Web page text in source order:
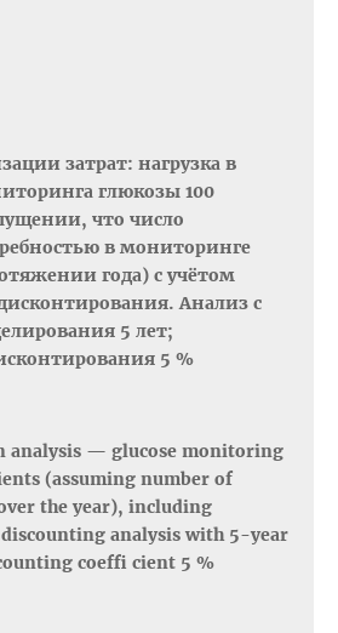
затрат: нагрузка в
глюкозы 100
что число
в мониторинге
года) с учётом
Анализ с
5 лет;
5 %
analysis — glucose monitoring
(assuming number of
the year), including
analysis with 5-year
coeffi cient 5 %